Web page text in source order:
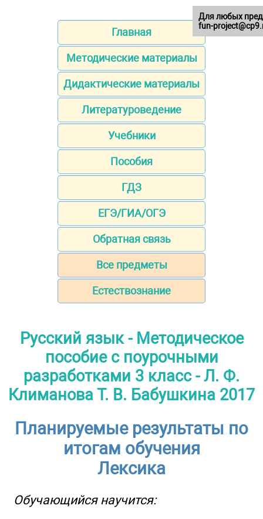
Главная
Методические материалы
Дидактические материалы
Литературоведение
Учебники
Пособия
ГДЗ
ЕГЭ/ГИА/ОГЭ
Обратная связь
Все предметы
Естествознание
Русский язык - Методическое
пособие с поурочными
разработками 3 класс - Л. Ф.
Климанова Т. В. Бабушкина 2017
Планируемые результаты по
итогам обучения
Лексика
Обучающийся научится:
Для любых
fun-